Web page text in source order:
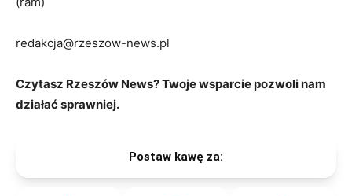
redakcja@rzeszow-news.pl
Czytasz Rzeszów News? Twoje wsparcie pozwoli nam
działać sprawniej.
Postaw kawę za: